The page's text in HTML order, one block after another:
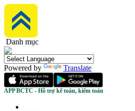
Danh mục
Powered by Translate
APP BCTC - Hỗ trợ kế toán, kiểm toán